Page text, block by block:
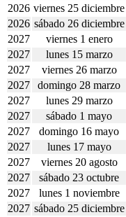
2026 viernes 25 diciembre
2026 sábado 26 diciembre
2027
viernes 1 enero
2027
lunes 15 marzo
2027
viernes 26 marzo
2027
domingo 28 marzo
2027
lunes 29 marzo
2027
sábado 1 mayo
2027
domingo 16 mayo
2027
lunes 17 mayo
2027
viernes 20 agosto
2027
sábado 23 octubre
2027
lunes 1 noviembre
2027 sábado 25 diciembre